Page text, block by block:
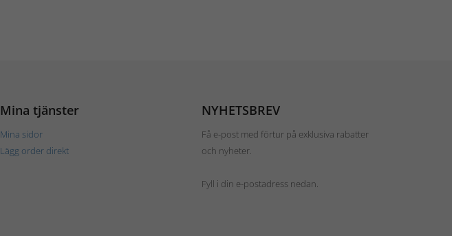
Mina tjänster
Mina sidor
Lägg order direkt
NYHETSBREV
Få e-post med förtur på exklusiva rabatter
och nyheter.
Fyll i din e-postadress nedan.